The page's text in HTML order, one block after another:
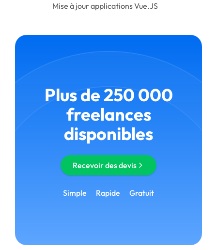
Mise à jour applications Vue.JS
Plus de 250 000
freelances
disponibles
Recevoir des devis
Simple Rapide Gratuit